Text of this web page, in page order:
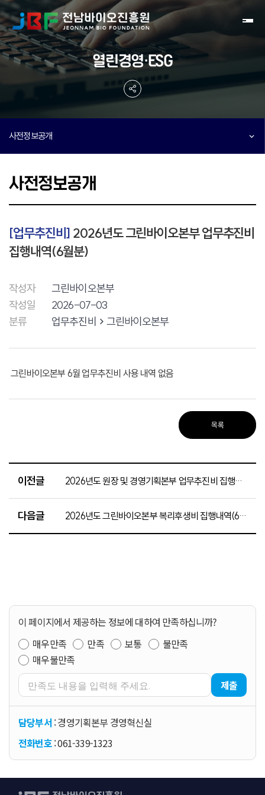
열린경영·ESG
사전정보공개
사전정보공개
[업무추진비] 2026년도 그린바이오본부 업무추진비
집행내역(6월분)
작성자
그린바이오본부
작성일
2026-07-03
분류
업무추진비 그린바이오본부
그린바이오본부 6월 업무추진비 사용 내역 없음
목록
이전글 2026년도 원장 및 경영기획본부 업무추진비 집행내역(6월분)
다음글 2026년도 그린바이오본부 복리후생비 집행내역(6월분)
이 페이지에서 제공하는 정보에 대하여 만족하십니까?
매우만족
만족 보통
불만족
매우불만족
제출
담당부서: 경영기획본부 경영혁신실
전화번호: 061-339-1323